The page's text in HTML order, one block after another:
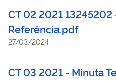
CT 02 2021 13245202
Referência.pdf
27/03/2024
CT 03 2021 - Minuta